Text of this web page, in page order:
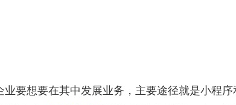
要想要在其中发展业务，主要途径就是小程